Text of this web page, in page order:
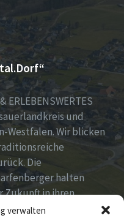
verwalten
und
Westfalen. Wir blicken
Die
halten
Zukunft in ihren
und kreativen Ideen